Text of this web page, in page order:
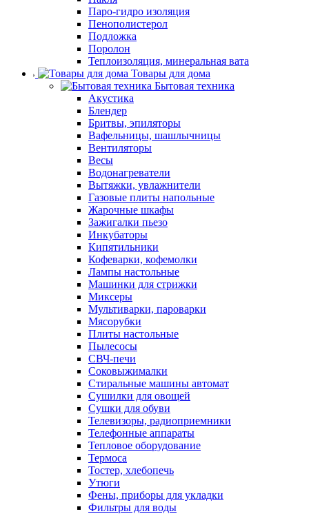
Паро-гидро изоляция
Пенополистерол
Подложка
Поролон
Теплоизоляция, минеральная вата
Товары для дома
Бытовая техника
Акустика
Блендер
Бритвы, эпиляторы
Вафельницы, шашлычницы
Вентиляторы
Весы
Водонагреватели
Вытяжки, увлажнители
Газовые плиты напольные
Жарочные шкафы
Зажигалки пьезо
Инкубаторы
Кипятильники
Кофеварки, кофемолки
Лампы настольные
Машинки для стрижки
Миксеры
Мультиварки, пароварки
Мясорубки
Плиты настольные
Пылесосы
СВЧ-печи
Соковыжималки
Стиральные машины автомат
Сушилки для овощей
Сушки для обуви
Телевизоры, радиоприемники
Телефонные аппараты
Тепловое оборудование
Термоса
Тостер, хлебопечь
Утюги
Фены, приборы для укладки
Фильтры для воды